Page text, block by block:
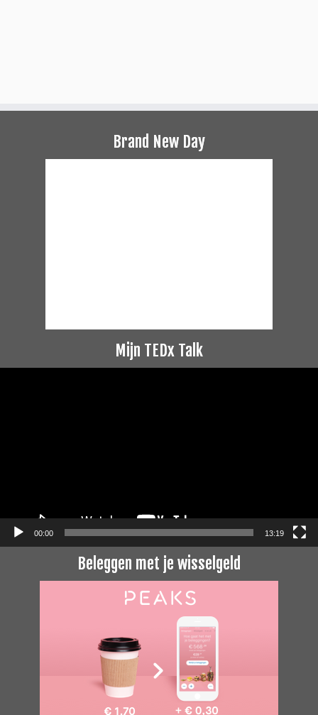
Brand New Day
Mijn TEDx Talk
00:00 13:19
Beleggen met je wisselgeld